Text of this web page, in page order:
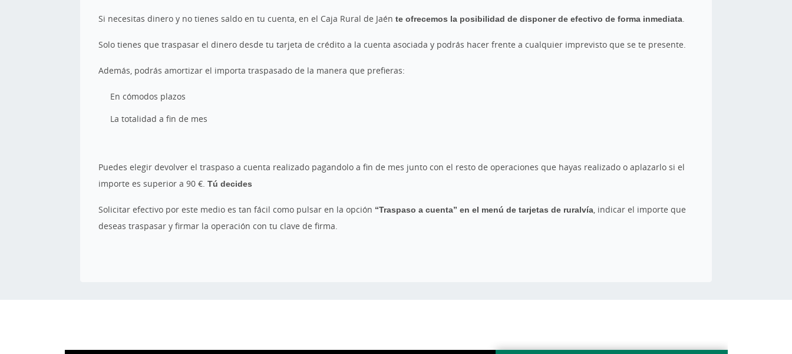
Si necesitas dinero y no tienes saldo en tu cuenta, en el Caja Rural de Jaénte ofrecemos la posibilidad de disponer de efectivo de forma inmediata.
Solo tienes que traspasar el dinero desde tu tarjeta de crédito a la cuenta asociada y podrás hacer frente a cualquier imprevisto que se te presente.
Además, podrás amortizar el importa traspasado de la manera que prefieras:
En cómodos plazos
La totalidad a fin de mes
Puedes elegir devolver el traspaso a cuenta realizado pagandolo a fin de mes junto con el resto de operaciones que hayas realizado o aplazarlo si el
importe es superior a 90 €.Tú decides
Solicitar efectivo por este medio es tan fácil como pulsar en la opción “Traspaso a cuenta” en el menú de tarjetas de ruralvía, indicar el importe que
deseas traspasar y firmar la operación con tu clave de firma.